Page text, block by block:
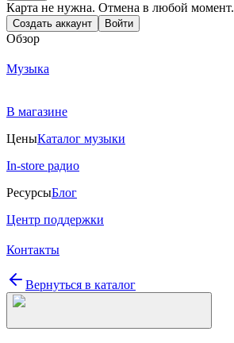
Карта не нужна. Отмена в любой момент.
Создать аккаунт Войти
Обзор
Музыка
В магазине
ЦеныКаталог музыки
In-store радио
РесурсыБлог
Центр поддержки
Контакты
Вернуться в каталог